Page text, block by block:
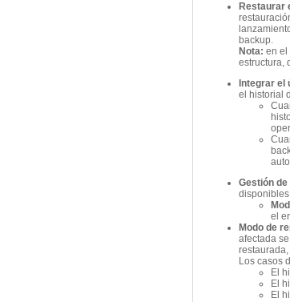
Restaurar
backup.
Nota: en el
estructura,
Integrar el
el historial
Gestión
el
Modo de
afectada
Los casos
El
El
El